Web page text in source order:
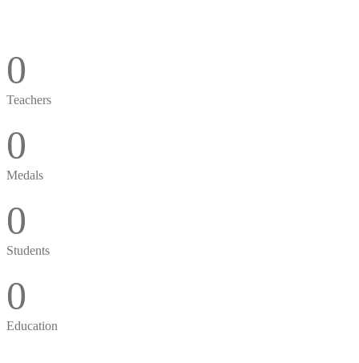
0
Teachers
0
Medals
0
Students
0
Education